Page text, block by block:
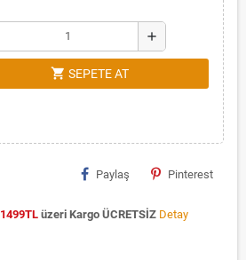
add
shopping_cart SEPETE AT
Paylaş Pinterest
1499TL üzeri Kargo ÜCRETSİZ Detay